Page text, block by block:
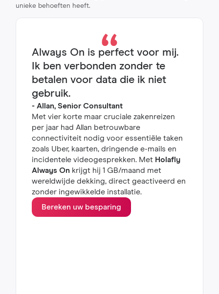
unieke behoeften heeft.
Always On is perfect voor mij.
Ik ben verbonden zonder te
betalen voor data die ik niet
gebruik.
- Allan, Senior Consultant
Met vier korte maar cruciale zakenreizen
per jaar had Allan betrouwbare
connectiviteit nodig voor essentiële taken
zoals Uber, kaarten, dringende e-mails en
incidentele videogesprekken. Met Holafly
Always On krijgt hij 1 GB/maand met
wereldwijde dekking, direct geactiveerd en
zonder ingewikkelde installatie.
Bereken uw besparing